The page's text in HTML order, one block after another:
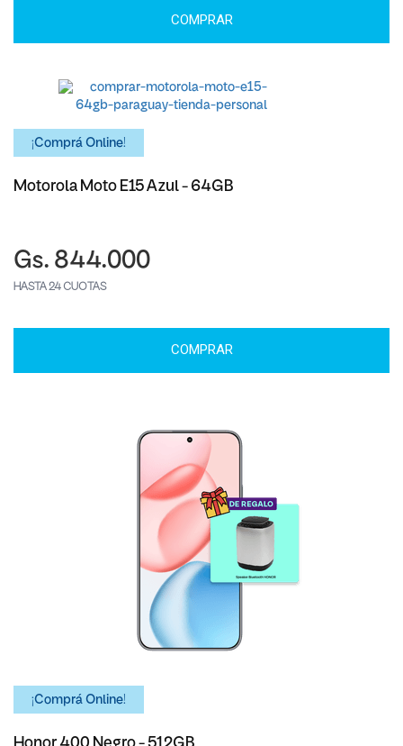
COMPRAR
¡Comprá Online!
Motorola Moto E15 Azul - 64GB
Gs. 844.000
HASTA 24 CUOTAS
COMPRAR
¡Comprá Online!